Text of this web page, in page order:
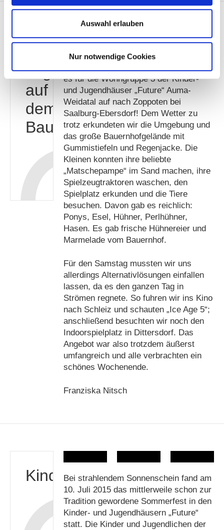
Auswahl erlauben
Nur notwendige Cookies
Tag
auf
dem
Bauernhof
Am vermutlich einzig verregneten
es für die Wohngruppe 3 der Kinder-
und Jugendhäuser „Future“ Auma-
Weidatal auf nach Zoppoten bei
Saalburg-Ebersdorf! Dem Wetter zu
trotz erkundeten wir die Umgebung und
das große Bauernhofgelände mit
Gummistiefeln und Regenjacke. Die
Kleinen konnten ihre beliebte
„Matschepampe“ im Sand machen, ihre
Spielzeugtraktoren waschen, den
Spielplatz erkunden und die Tiere
besuchen. Davon gab es reichlich:
Ponys, Esel, Hühner, Perlhühner,
Hasen. Es gab frische Hühnereier und
Marmelade vom Bauernhof.
Für den Samstag mussten wir uns
allerdings Alternativlösungen einfallen
lassen, da es den ganzen Tag in
Strömen regnete. So fuhren wir ins Kino
nach Schleiz und schauten „Ice Age 5“;
anschließend besuchten wir noch den
Indoorspielplatz in Dittersdorf. Das
Angebot war also trotzdem äußerst
umfangreich und alle verbrachten ein
schönes Wochenende.
Franziska Nitsch
KinderfestBei strahlendem Sonnenschein fand am
10. Juli 2015 das mittlerweile schon zur
Tradition gewordene Sommerfest in den
Kinder- und Jugendhäusern „Future“
statt. Die Kinder und Jugendlichen der